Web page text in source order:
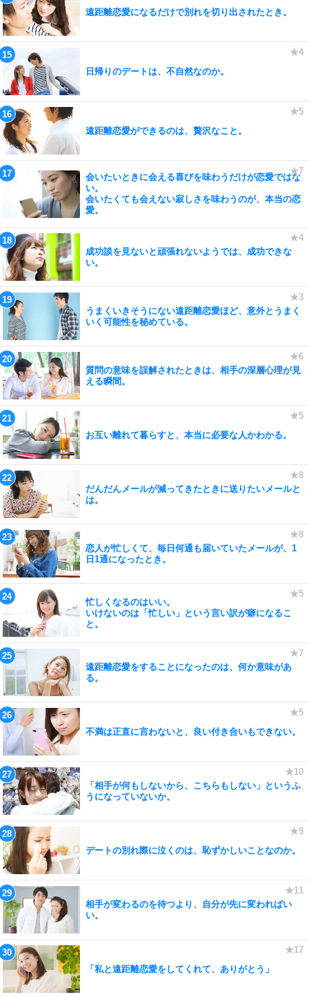
遠距離恋愛になるだけで別れを切り出されたとき。
日帰りのデートは、不自然なのか。
遠距離恋愛ができるのは、贅沢なこと。
会いたいときに会える喜びを味わうだけが恋愛ではな
い。
会いたくても会えない寂しさを味わうのが、本当の恋
愛。
成功談を見ないと頑張れないようでは、成功できな
い。
うまくいきそうにない遠距離恋愛ほど、意外とうまく
いく可能性を秘めている。
質問の意味を誤解されたときは、相手の深層心理が見
える瞬間。
お互い離れて暮らすと、本当に必要な人かわかる。
だんだんメールが減ってきたときに送りたいメールと
は。
恋人が忙しくて、毎日何通も届いていたメールが、1
日1通になったとき。
忙しくなるのはいい。
いけないのは「忙しい」という言い訳が癖になるこ
と。
遠距離恋愛をすることになったのは、何か意味があ
る。
不満は正直に言わないと、良い付き合いもできない。
「相手が何もしないから、こちらもしない」というふ
うになっていないか。
デートの別れ際に泣くのは、恥ずかしいことなのか。
相手が変わるのを待つより、自分が先に変わればい
い。
「私と遠距離恋愛をしてくれて、ありがとう」